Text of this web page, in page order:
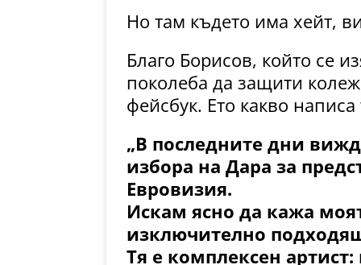
Но там където има хейт,
Благо Борисов, който се
поколеба да защити
фейсбук. Ето какво написа
„В последните дни
избора на Дара за
Евровизия.
Искам ясно да кажа
изключително
Тя е комплексен